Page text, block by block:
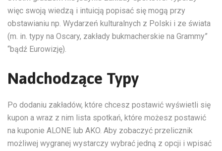
więc swoją wiedzą i intuicją popisać się mogą przy
obstawianiu np. Wydarzeń kulturalnych z Polski i ze świata
(m. in. typy na Oscary, zakłady bukmacherskie na Grammy”
“bądź Eurowizję).
Nadchodzące Typy
Po dodaniu zakładów, które chcesz postawić wyświetli się
kupon a wraz z nim lista spotkań, które możesz postawić
na kuponie ALONE lub AKO. Aby zobaczyć przelicznik
możliwej wygranej wystarczy wybrać jedną z opcji i wpisać